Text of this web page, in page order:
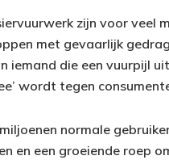
zijn voor veel
met gevaarlijk
iemand die een vuurpijl
wordt tegen
normale
en een groeiende roep